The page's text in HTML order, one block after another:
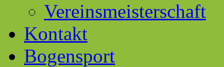
Vereinsmeisterschaft
Kontakt
Bogensport